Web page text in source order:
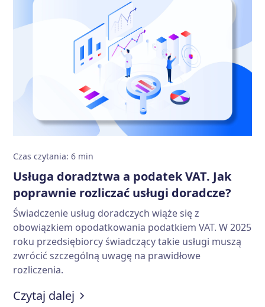
Czas czytania:6 min
Usługa doradztwa a podatek VAT. Jak
poprawnie rozliczać usługi doradcze?
Świadczenie usług doradczych wiąże się z
obowiązkiem opodatkowania podatkiem VAT. W 2025
roku przedsiębiorcy świadczący takie usługi muszą
zwrócić szczególną uwagę na prawidłowe
rozliczenia.
Czytaj dalej :Usługa doradztwa a podatek